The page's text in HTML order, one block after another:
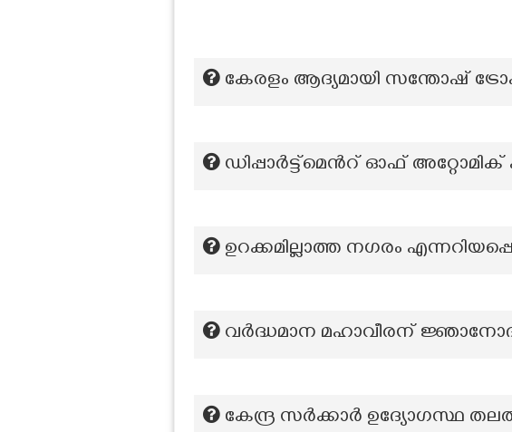
കേരളം ആദ്യമായി സന്തോഷ്
ഡിപ്പാർട്ട്മെന്‍റ് ഓഫ്
ഉറക്കമില്ലാത്ത നഗരം
വർദ്ധമാന മഹാവീരന്
കേന്ദ്ര സർക്കാർ ഉദ്യോഗസ്ഥ